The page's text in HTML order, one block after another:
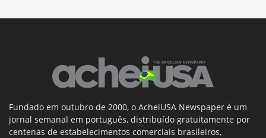
Fundado em outubro de 2000, o AcheiUSA Newspaper é um
jornal semanal em português, distribuído gratuitamente por
centenas de estabelecimentos comerciais brasileiros,